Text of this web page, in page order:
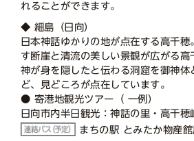
れることができます。
◆ 細島（日向）
日本神話ゆかりの地が点在する高千穂
す断崖と清流の美しい景観が広がる高
神が身を隠したと伝わる洞窟を御神体
ど、見どころが点在しています。
● 寄港地観光ツアー（ 一例）
日向市内半日観光：神話の里・高千穂
まちの駅 とみたか物産